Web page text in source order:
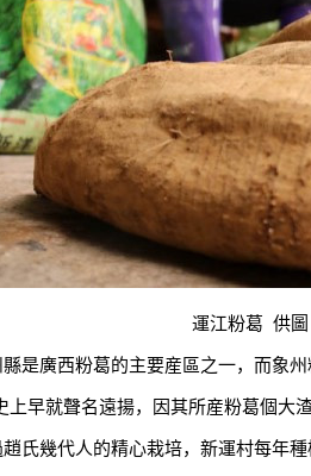
運江粉葛 供圖
廣西粉葛的主要産區之一，而象州
上早就聲名遠揚，因其所産粉葛個大
氏幾代人的精心栽培，新運村每年